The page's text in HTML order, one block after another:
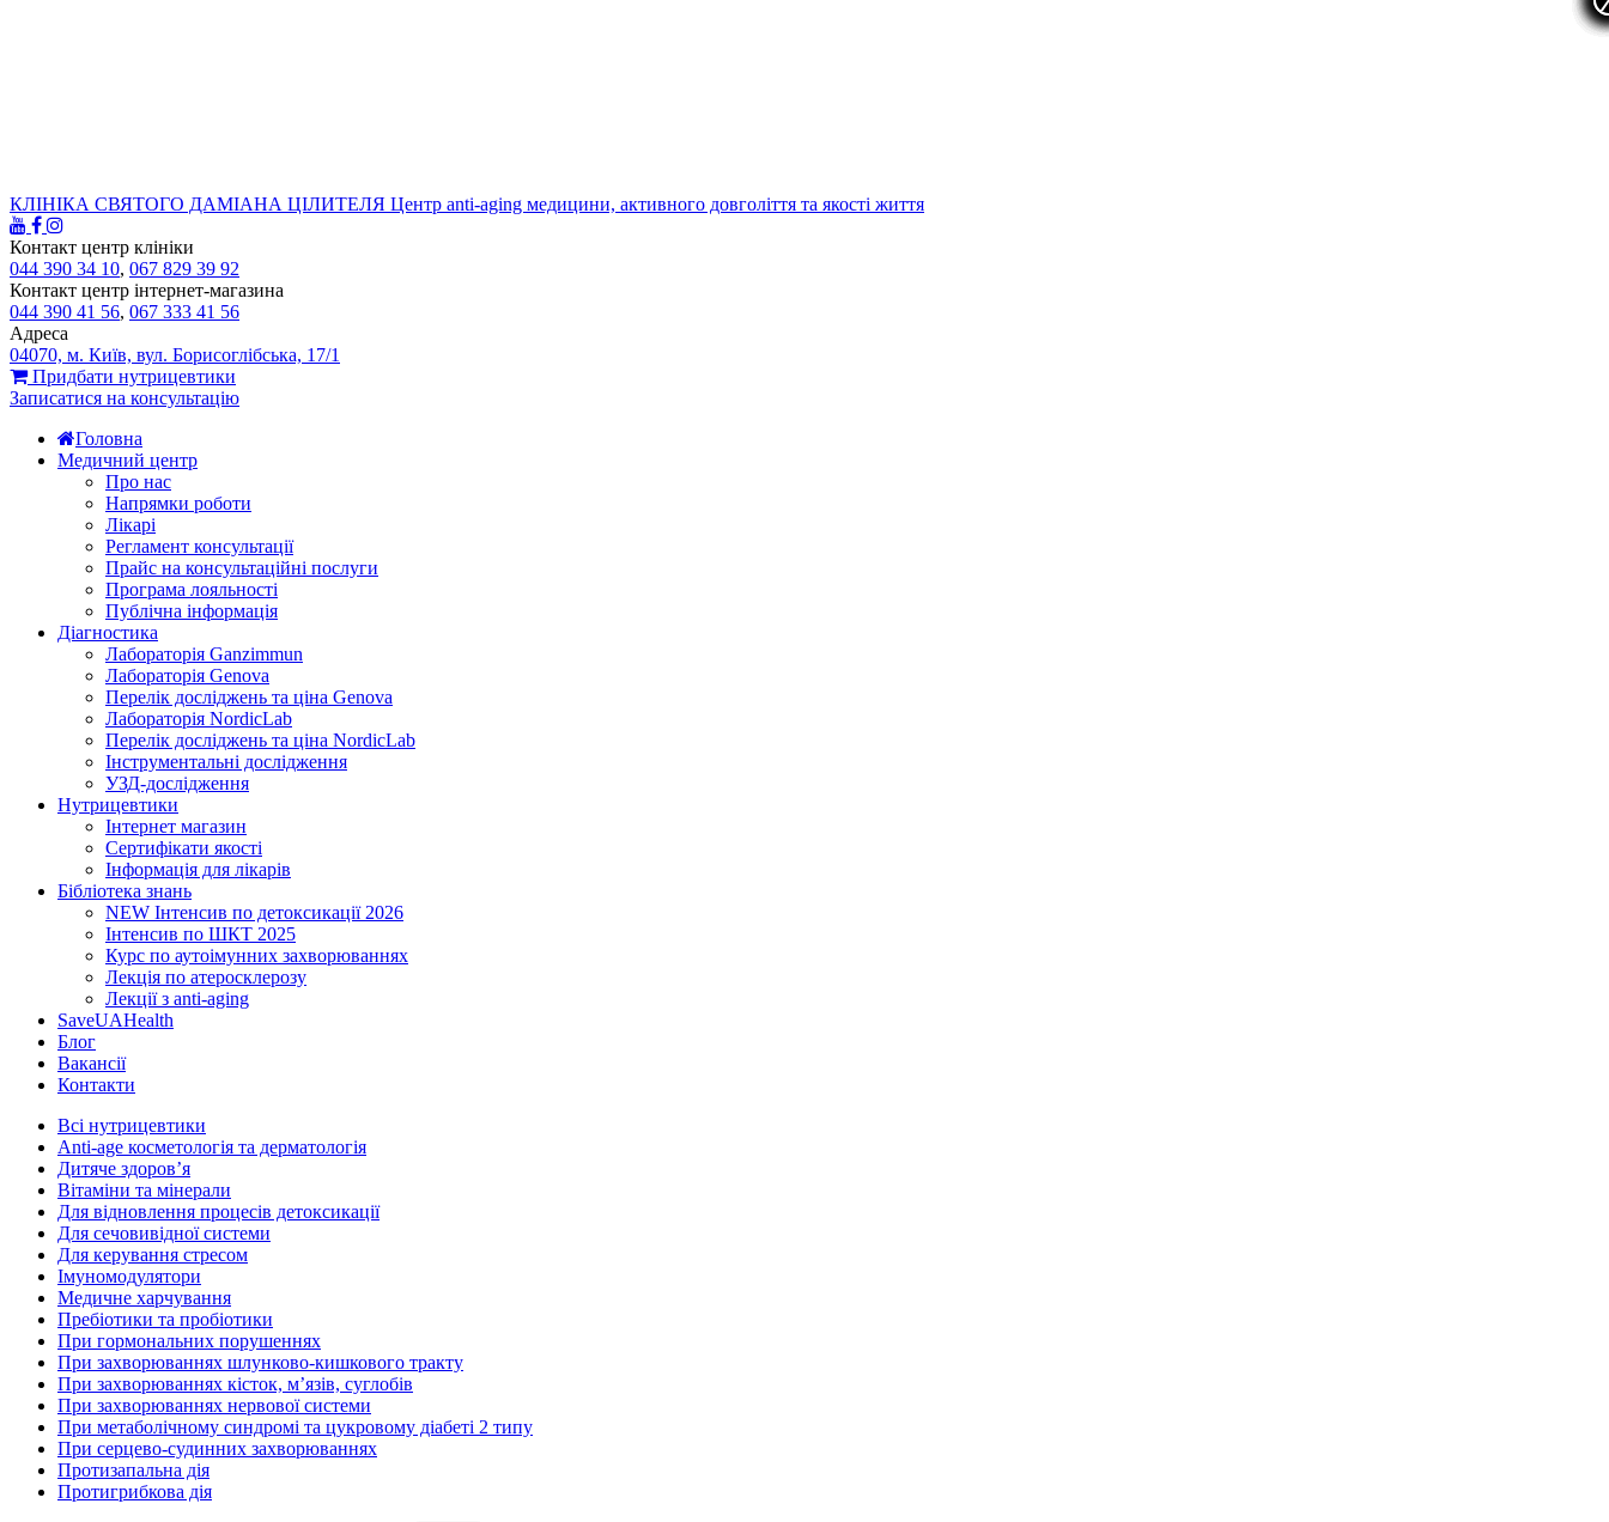
КЛІНІКА СВЯТОГО ДАМІАНА ЦІЛИТЕЛЯ Центр anti-aging медицини, активного довголіття та якості життя
Контакт центр клініки
044 390 34 10, 067 829 39 92
Контакт центр інтернет-магазина
044 390 41 56, 067 333 41 56
Адреса
04070, м. Київ, вул. Борисоглібська, 17/1
Придбати нутрицевтики
Записатися на консультацію
Головна
Медичний центр
Про нас
Напрямки роботи
Лікарі
Регламент консультації
Прайс на консультаційні послуги
Програма лояльності
Публічна інформація
Діагностика
Лабораторія Ganzimmun
Лабораторія Genova
Перелік досліджень та ціна Genova
Лабораторія NordicLab
Перелік досліджень та ціна NordicLab
Інструментальні дослідження
УЗД-дослідження
Нутрицевт​ики
Інтернет магазин
Сертифікати якості
Інформація для лікарів
Бібліотека знань
NEW Інтенсив по детоксикації 2026
Інтенсив по ШКТ 2025
Курс по аутоімунних захворюваннях
Лекція по атеросклерозу
Лекції з anti-aging
SaveUAHealth
Блог
Вакансії
Контакти
Всі нутрицевт​ики
Anti-age косметологія та дерматологія
Дитяче здоров’я
Вітаміни та мінерали
Для відновлення процесів детоксикації
Для сечовивідної системи
Для керування стресом
Імуномодулятори
Медичне харчування
Пребіотики та пробіотики
При гормональних порушеннях
При захворюваннях шлунково-кишкового тракту
При захворюваннях кісток, м’язів, суглобів
При захворюваннях нервової системи
При метаболічному синдромі та цукровому діабеті 2 типу
При серцево-судинних захворюваннях
Протизапальна дія
Протигрибкова дія